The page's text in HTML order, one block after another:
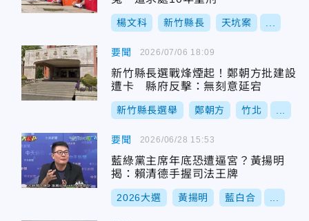
楊文科 新竹縣長 天坑案
要聞
新竹縣長選戰烽煙起！鄭朝方批建設
遭卡 縣府反擊：無刻意延宕
新竹縣長選舉 鄭朝方 竹北
2026/07/06 18:09
要聞
藍綠黨主席年底恐遭逼宮？黃揚明
揭：賴清德手握司法王牌
2026大選 黃揚明 藍白合
2026/06/28 15:53